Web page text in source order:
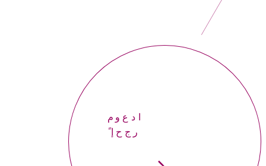
إحجر
موعداً